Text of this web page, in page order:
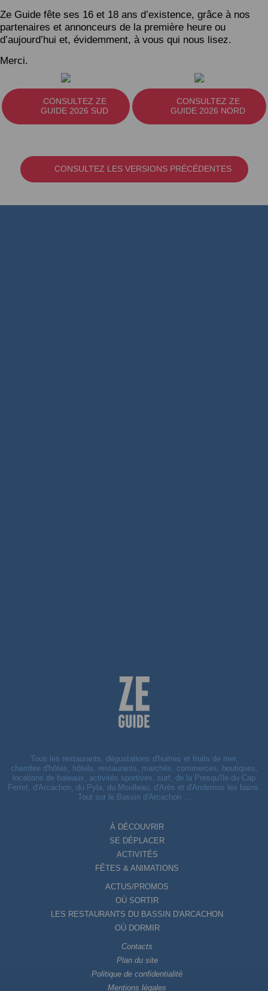
Ze Guide fête ses 16 et 18 ans d’existence, grâce à nos
partenaires et annonceurs de la première heure ou
d’aujourd’hui et, évidemment, à vous qui nous lisez.
Merci.
CONSULTEZ ZE
GUIDE 2026 SUD
CONSULTEZ ZE
GUIDE 2026 NORD
CONSULTEZ LES VERSIONS PRÉCÉDENTES
Tous les restaurants, dégustations d'huitres et fruits de mer,
chambre d'hôtes, hôtels, restaurants, marchés, commerces, boutiques,
locations de bateaux, activités sportives, surf, de la Presqu'île du Cap
Ferret, d'Arcachon, du Pyla, du Moulleau, d'Arès et d'Andernos les bains.
Tout sur le Bassin d'Arcachon ...
À DÉCOUVRIR
SE DÉPLACER
ACTIVITÉS
FÊTES & ANIMATIONS
ACTUS/PROMOS
OÙ SORTIR
LES RESTAURANTS DU BASSIN D'ARCACHON
OÙ DORMIR
Contacts
Plan du site
Politique de confidentialité
Mentions légales